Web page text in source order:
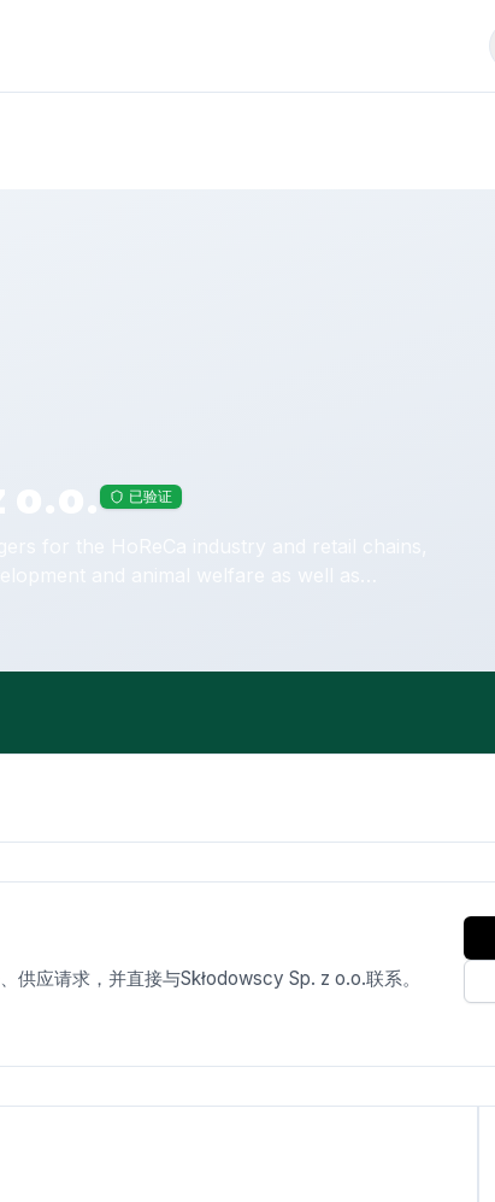
o.o. 已验证
for the HoReCa industry and retail chains,
and animal welfare as well as
consumption.
供应请求，并直接与Skłodowscy Sp. z o.o.联系。